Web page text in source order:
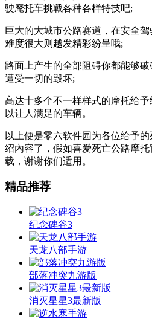
驶麾托车挑戰各种各样特技吧;
巨大的大城市公路赛道，在安全
难度很大则越发精彩纷呈哦;
路面上产生的全部阻碍你都能够
遭受一切的毁坏;
高达十多个不一样样式的摩托给
以让人满足的车辆。
以上便是零六软件园为各位给予
绍內容了，假如喜爱死亡公路摩
载，谢谢你们适用。
精品推荐
纪念碑谷3
天龙八部手游
部落冲突九游版
消灭星星3最新版